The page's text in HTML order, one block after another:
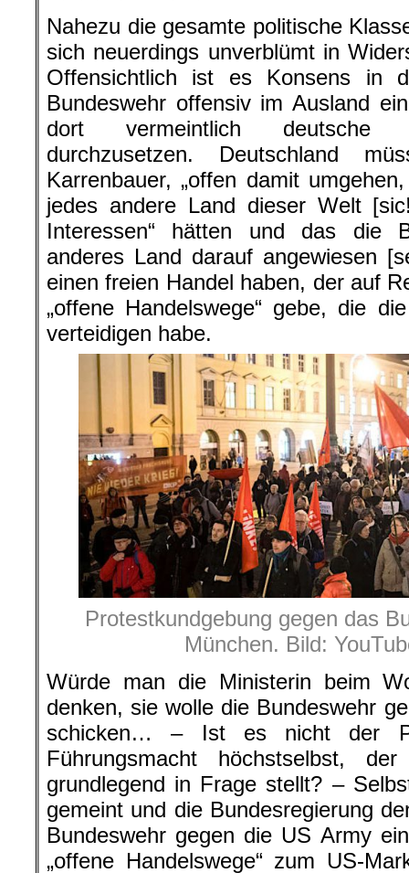
Nahezu die gesamte politische
sich neuerdings unverblümt in
Offensichtlich ist es Konsens in
Bundeswehr offensiv im Ausland
dort vermeintlich deutsche
durchzusetzen. Deutschland
Karrenbauer, „offen damit
jedes andere Land dieser Welt
Interessen“ hätten und das die
anderes Land darauf angewiesen
einen freien Handel haben, der auf
„offene Handelswege“ gebe, die
verteidigen habe.
Protestkundgebung gegen das
München. Bild:
Würde man die Ministerin beim
denken, sie wolle die Bundeswehr
schicken… – Ist es nicht der
Führungsmacht höchstselbst,
grundlegend in Frage stellt? –
gemeint und die Bundesregierung
Bundeswehr gegen die US Army
„offene Handelswege“ zum US-